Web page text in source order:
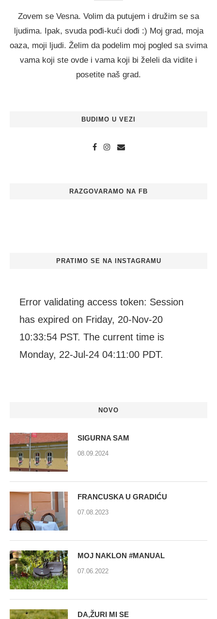
Zovem se Vesna. Volim da putujem i družim se sa
ljudima. Ipak, svuda pođi-kući dođi :) Moj grad, moja
oaza, moji ljudi. Želim da podelim moj pogled sa svima
vama koji ste ovde i vama koji bi želeli da vidite i
posetite naš grad.
BUDIMO U VEZI
RAZGOVARAMO NA FB
PRATIMO SE NA INSTAGRAMU
Error validating access token: Session
has expired on Friday, 20-Nov-20
10:33:54 PST. The current time is
Monday, 22-Jul-24 04:11:00 PDT.
NOVO
SIGURNA SAM
08.09.2024
FRANCUSKA U GRADIĆU
07.08.2023
MOJ NAKLON #MANUAL
07.06.2022
DA,ŽURI MI SE